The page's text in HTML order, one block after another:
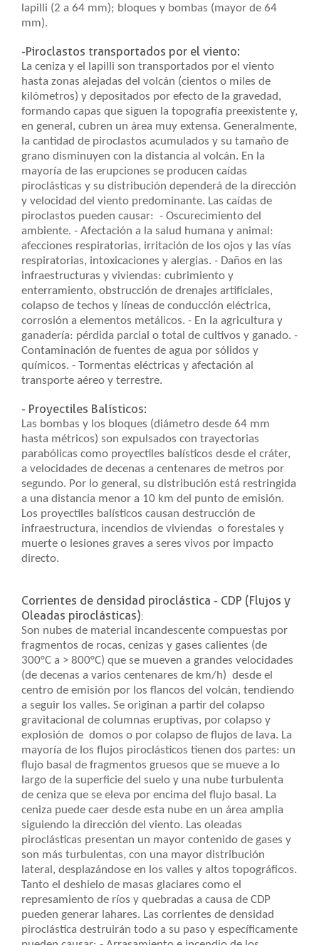
lapilli (2 a 64 mm); bloques y bombas (mayor de 64
mm).
-Piroclastos transportados por el viento:
La ceniza y el lapilli son transportados por el viento
hasta zonas alejadas del volcán (cientos o miles de
kilómetros) y depositados por efecto de la gravedad,
formando capas que siguen la topografía preexistente y,
en general, cubren un área muy extensa. Generalmente,
la cantidad de piroclastos acumulados y su tamaño de
grano disminuyen con la distancia al volcán. En la
mayoría de las erupciones se producen caídas
piroclásticas y su distribución dependerá de la dirección
y velocidad del viento predominante. Las caídas de
piroclastos pueden causar: - Oscurecimiento del
ambiente. - Afectación a la salud humana y animal:
afecciones respiratorias, irritación de los ojos y las vías
respiratorias, intoxicaciones y alergias. - Daños en las
infraestructuras y viviendas: cubrimiento y
enterramiento, obstrucción de drenajes artificiales,
colapso de techos y líneas de conducción eléctrica,
corrosión a elementos metálicos. - En la agricultura y
ganadería: pérdida parcial o total de cultivos y ganado. -
Contaminación de fuentes de agua por sólidos y
químicos. - Tormentas eléctricas y afectación al
transporte aéreo y terrestre.
- Proyectiles Balísticos:
Las bombas y los bloques (diámetro desde 64 mm
hasta métricos) son expulsados con trayectorias
parabólicas como proyectiles balísticos desde el cráter,
a velocidades de decenas a centenares de metros por
segundo. Por lo general, su distribución está restringida
a una distancia menor a 10 km del punto de emisión.
Los proyectiles balísticos causan destrucción de
infraestructura, incendios de viviendas o forestales y
muerte o lesiones graves a seres vivos por impacto
directo.
Corrientes de densidad piroclástica - CDP (Flujos y
Oleadas piroclásticas):
Son nubes de material incandescente compuestas por
fragmentos de rocas, cenizas y gases calientes (de
300°C a > 800°C) que se mueven a grandes velocidades
(de decenas a varios centenares de km/h) desde el
centro de emisión por los flancos del volcán, tendiendo
a seguir los valles. Se originan a partir del colapso
gravitacional de columnas eruptivas, por colapso y
explosión de domos o por colapso de flujos de lava. La
mayoría de los flujos piroclásticos tienen dos partes: un
flujo basal de fragmentos gruesos que se mueve a lo
largo de la superficie del suelo y una nube turbulenta
de ceniza que se eleva por encima del flujo basal. La
ceniza puede caer desde esta nube en un área amplia
siguiendo la dirección del viento. Las oleadas
piroclásticas presentan un mayor contenido de gases y
son más turbulentas, con una mayor distribución
lateral, desplazándose en los valles y altos topográficos.
Tanto el deshielo de masas glaciares como el
represamiento de ríos y quebradas a causa de CDP
pueden generar lahares. Las corrientes de densidad
piroclástica destruirán todo a su paso y específicamente